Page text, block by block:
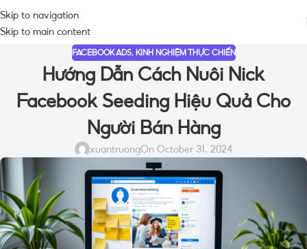
Skip to navigation
Skip to main content
FACEBOOK ADS, KINH NGHIỆM THỰC CHIẾN
Hướng Dẫn Cách Nuôi Nick
Facebook Seeding Hiệu Quả Cho
Người Bán Hàng
xuantruongOn October 31, 2024